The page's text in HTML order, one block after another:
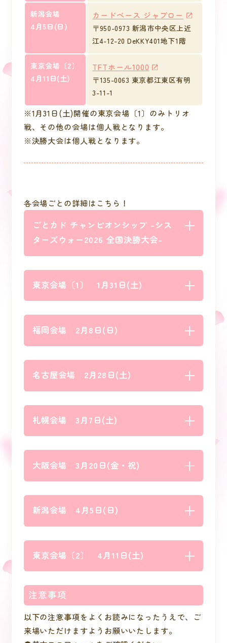
新潟会場
4月5日(日)
カードベース ジャブロー
〒950-0973 新潟市中央区上近
江4-12-20 DeKKY401地下1階
東京会場〔2〕
4月11日(土)
TFTホール1000
〒135-0063 東京都江東区有明
3-11-1
※1月31日(土)開催の東京会場〔1〕のみトリオ
戦、その他の会場は個人戦となります。
※決勝大会は個人戦となります。
各会場ごとの詳細はこちら！
ごとカド チャンピオンシップ -シス
ターズウォー2026 全国決勝大会-
東京会場〔1〕 1月31日(土)
福岡会場 2月8日(日)
名古屋会場 2月28日(土)
札幌会場 3月7日(土)
大阪会場 3月20日(金・祝)
新潟会場 4月5日(日)
東京会場〔2〕 4月11日(土)
注意事項
以下の注意事項をよくお読みになったうえで、ご
来場いただけますようお願いいたします。